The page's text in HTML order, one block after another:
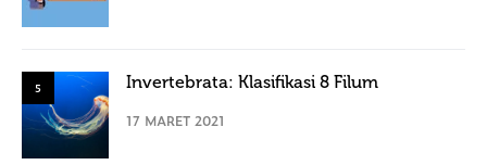
5 Invertebrata: Klasifikasi 8 Filum
17 MARET 2021